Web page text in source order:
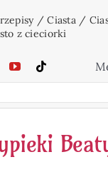
/Ciasta/
z cieciorki